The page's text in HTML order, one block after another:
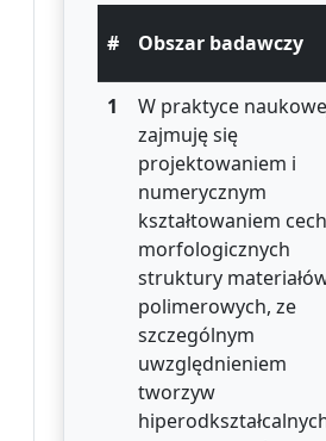
# Obszar badawczy
1
W praktyce
zajmuję się
projektowaniem i
numerycznym
kształtowaniem cech
morfologicznych
struktury
polimerowych, ze
szczególnym
uwzględnieniem
tworzyw